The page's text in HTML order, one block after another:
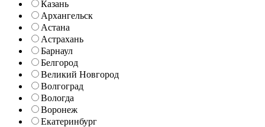
Казань
Архангельск
Астана
Астрахань
Барнаул
Белгород
Великий Новгород
Волгоград
Вологда
Воронеж
Екатеринбург